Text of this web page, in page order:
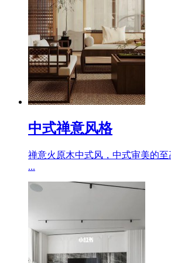
中式禅意风格
禅意火原木中式风，中式审美的
...